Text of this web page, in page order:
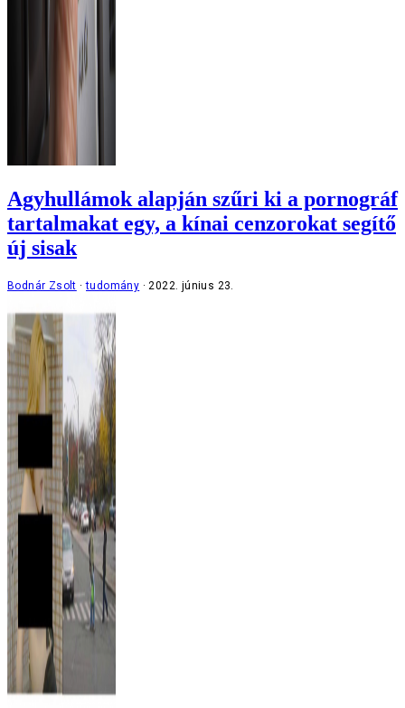
Agyhullámok alapján szűri ki a pornográf
tartalmakat egy, a kínai cenzorokat segítő
új sisak
Bodnár Zsolt tudomány 2022. június 23.